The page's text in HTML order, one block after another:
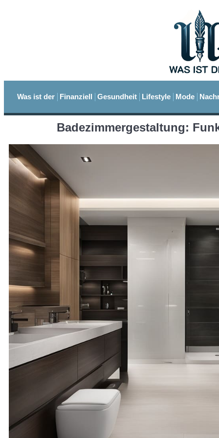
Was ist der Finanziell Gesundheit Lifestyle Mode
Badezimmergestaltung: